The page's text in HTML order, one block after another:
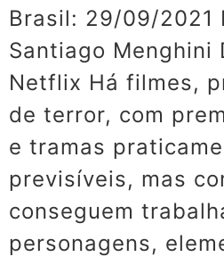
Brasil: 29/09/2021
Santiago Menghini
Netflix Há filmes,
de terror, com
e tramas
previsíveis, mas
conseguem
personagens,